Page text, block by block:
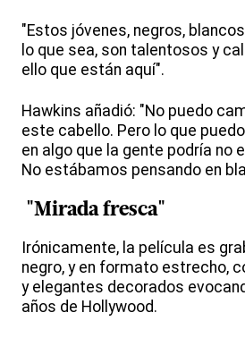
"Estos jóvenes, negros,
lo que sea, son talentosos y
ello que están aquí".
Hawkins añadió: "No puedo
este cabello. Pero lo que
en algo que la gente podría no
No estábamos pensando en
"Mirada fresca"
Irónicamente, la película es
negro, y en formato estrecho,
y elegantes decorados
años de Hollywood.